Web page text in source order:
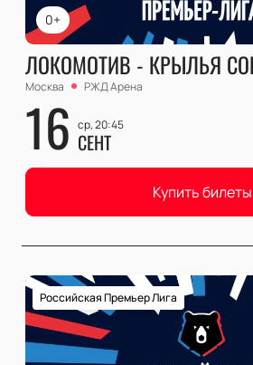
0+
ЛОКОМОТИВ - КРЫЛЬЯ
Москва РЖД Арена
16 ср, 20:45
СЕНТ
Купить билеты
Российская Премьер Лига